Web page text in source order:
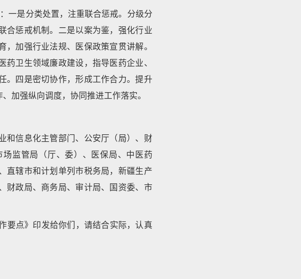
一是分类处置，注重联合惩戒。分级分
合惩戒机制。二是以案为鉴，强化行业
加强行业法规、医保政策宣贯讲解。
卫生领域廉政建设，指导医药企业、
。四是密切协作，形成工作合力。提升
加强纵向调度，协同推进工作落实。
和信息化主管部门、公安厅（局）、财
监管局（厅、委）、医保局、中医药
直辖市和计划单列市税务局，新疆生产
财政局、商务局、审计局、国资委、市
要点》印发给你们，请结合实际，认真